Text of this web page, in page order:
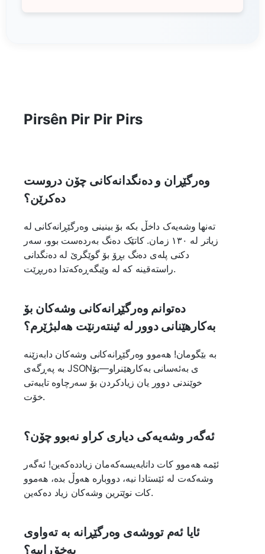
Pirsên Pir Pir Pirs
وەرگێڕان و دەنگدانەکانی چۆن دروست
دەکرێن؟
تەنها وشەیەک داخڵ بکە بۆ بینینی وەرگێڕانەکانی لە
زیاتر لە ١٣٠ زمان. کاتێک دەنگ بەردەست بوو، سەر
دکنی پلەی دەنگ بڕۆ بۆ گوێگرێ لە دەنگدانی
راستەقینە کە لە وێبگەڕەکەتدا دەربڕێت.
دەتوانم وەرگێڕانەکانی وشەکان بۆ
بەکارهێنانی دوور لە ئینتەرنێت هەلبژێرم؟
بە بێگومان! هەموو وەرگێڕانەکانی وشەکان دابەزێنە
بە پەڕگەی JSONی بەئەسانی بەکارهێنراو—بۆ
خوێندنی دوور یان زیادکردن بۆ سەرچاوە تایبەتی
خۆت.
ئەگەر وشەیەکی دیاری کراو نەبوو چۆن؟
ئێمە هەموو کات داتابەیسەکەمان زیاددەکەین! ئەگەر
وشەکەت لە ئێستادا نیە، دووبارە هەوڵ بدە، هەموو
کات نوێترین وشەکان زیاد دەکەین.
ئایا ئەم تووشەی وەرگێڕانە بە تەواوی
بەخۆڕاییە؟